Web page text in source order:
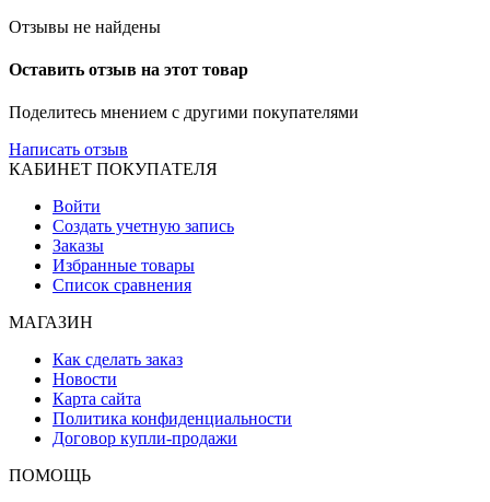
Отзывы не найдены
Оставить отзыв на этот товар
Поделитесь мнением с другими покупателями
Написать отзыв
КАБИНЕТ ПОКУПАТЕЛЯ
Войти
Создать учетную запись
Заказы
Избранные товары
Список сравнения
МАГАЗИН
Как сделать заказ
Новости
Карта сайта
Политика конфиденциальности
Договор купли-продажи
ПОМОЩЬ